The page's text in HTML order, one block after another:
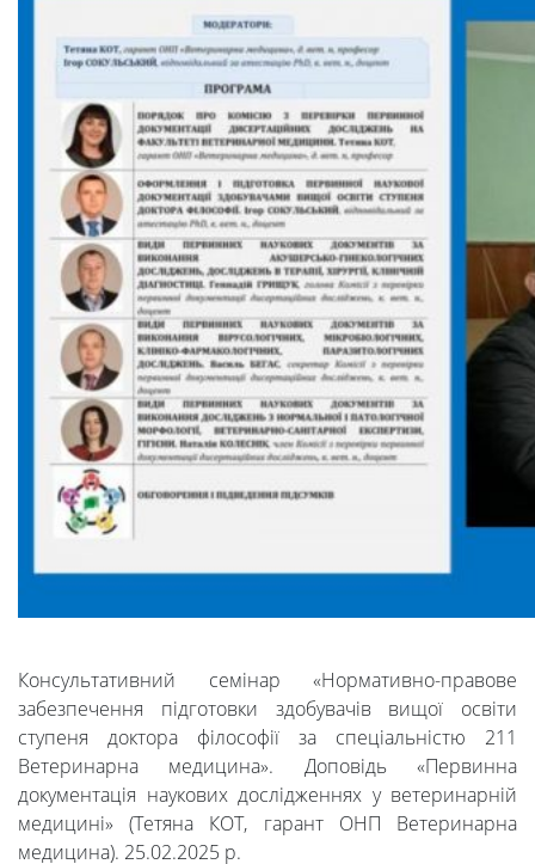
Університет
Вибори
ректора
Освітня
Консультативний семінар «Нормативно-правове
забезпечення підготовки здобувачів вищої освіти
ступеня доктора філософії за спеціальністю 211
Ветеринарна медицина». Доповідь «Первинна
документація наукових дослідженнях у ветеринарній
медицині» (Тетяна КОТ, гарант ОНП Ветеринарна
медицина). 25.02.2025 р.